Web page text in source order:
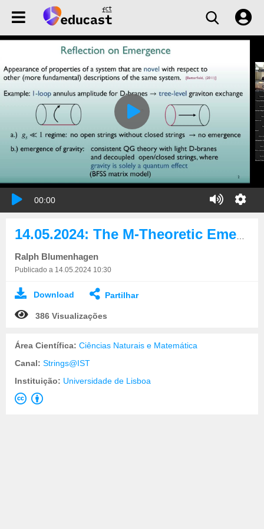
00:00
Ralph Blumenhagen
Publicado a 14.05.2024 10:30
Download Partilhar
386 Visualizações
Área Científica: Ciências Naturais e Matemática
Canal: Strings@IST
Instituição: Universidade de Lisboa